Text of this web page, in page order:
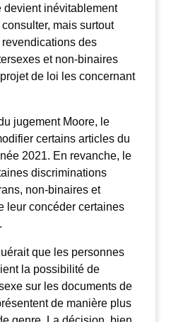
devient inévitablement
mais surtout
des
et non-binaires
de loi les concernant
jugement Moore, le
certains articles du
2021. En revanche, le
discriminations
non-binaires et
leur concéder certaines
que les personnes
la possibilité de
sur les documents de
de manière plus